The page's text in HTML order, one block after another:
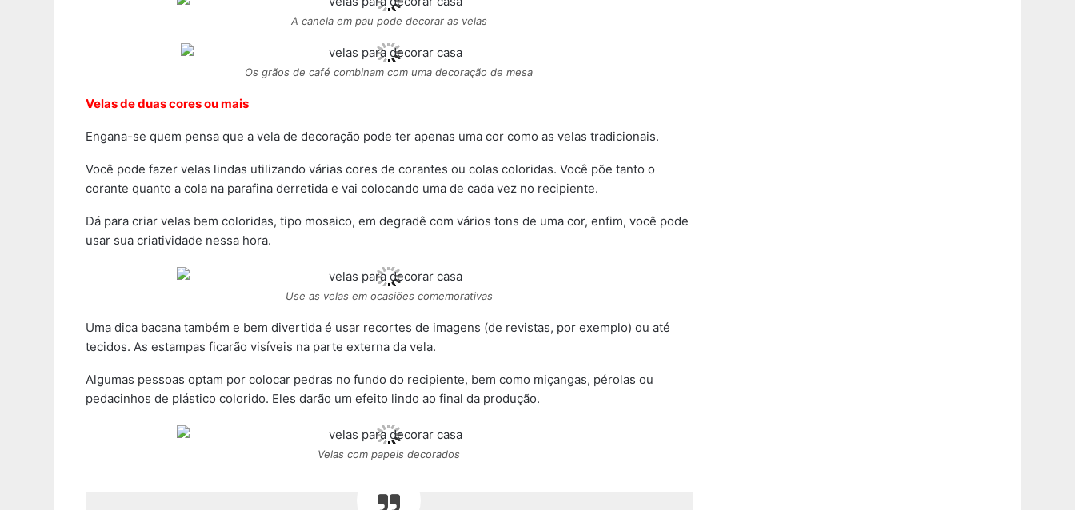
A canela em pau pode decorar as velas
Os grãos de café combinam com uma decoração de mesa
Velas de duas cores ou mais
Engana-se quem pensa que a vela de decoração pode ter apenas uma cor como as velas tradicionais.
Você pode fazer velas lindas utilizando várias cores de corantes ou colas coloridas. Você põe tanto o
corante quanto a cola na parafina derretida e vai colocando uma de cada vez no recipiente.
Dá para criar velas bem coloridas, tipo mosaico, em degradê com vários tons de uma cor, enfim, você pode
usar sua criatividade nessa hora.
Use as velas em ocasiões comemorativas
Uma dica bacana também e bem divertida é usar recortes de imagens (de revistas, por exemplo) ou até
tecidos. As estampas ficarão visíveis na parte externa da vela.
Algumas pessoas optam por colocar pedras no fundo do recipiente, bem como miçangas, pérolas ou
pedacinhos de plástico colorido. Eles darão um efeito lindo ao final da produção.
Velas com papeis decorados